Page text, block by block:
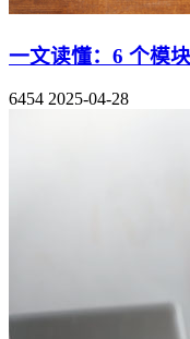
一文读懂：6 个模
6454 2025-04-28